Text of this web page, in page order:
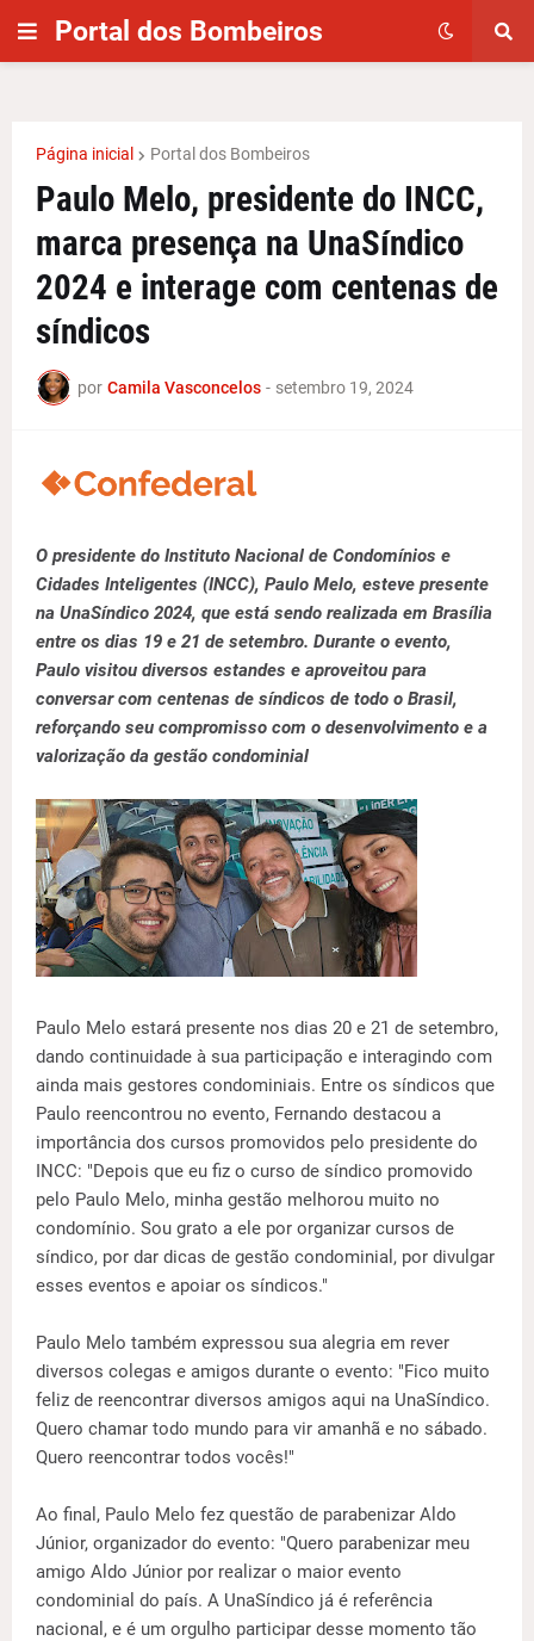
Portal dos Bombeiros
Página inicial Portal dos Bombeiros
Paulo Melo, presidente do INCC,
marca presença na UnaSíndico
2024 e interage com centenas de
síndicos
por Camila Vasconcelos - setembro 19, 2024
O presidente do Instituto Nacional de Condomínios e
Cidades Inteligentes (INCC), Paulo Melo, esteve presente
na UnaSíndico 2024, que está sendo realizada em Brasília
entre os dias 19 e 21 de setembro. Durante o evento,
Paulo visitou diversos estandes e aproveitou para
conversar com centenas de síndicos de todo o Brasil,
reforçando seu compromisso com o desenvolvimento e a
valorização da gestão condominial
Paulo Melo estará presente nos dias 20 e 21 de setembro,
dando continuidade à sua participação e interagindo com
ainda mais gestores condominiais. Entre os síndicos que
Paulo reencontrou no evento, Fernando destacou a
importância dos cursos promovidos pelo presidente do
INCC: "Depois que eu fiz o curso de síndico promovido
pelo Paulo Melo, minha gestão melhorou muito no
condomínio. Sou grato a ele por organizar cursos de
síndico, por dar dicas de gestão condominial, por divulgar
esses eventos e apoiar os síndicos."
Paulo Melo também expressou sua alegria em rever
diversos colegas e amigos durante o evento: "Fico muito
feliz de reencontrar diversos amigos aqui na UnaSíndico.
Quero chamar todo mundo para vir amanhã e no sábado.
Quero reencontrar todos vocês!"
Ao final, Paulo Melo fez questão de parabenizar Aldo
Júnior, organizador do evento: "Quero parabenizar meu
amigo Aldo Júnior por realizar o maior evento
condominial do país. A UnaSíndico já é referência
nacional, e é um orgulho participar desse momento tão